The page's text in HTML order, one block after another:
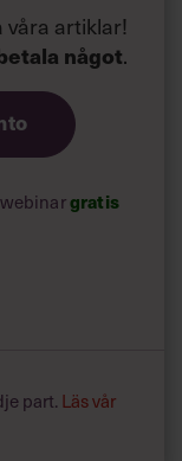
våra artiklar!
något.
gratis
part. Läs vår